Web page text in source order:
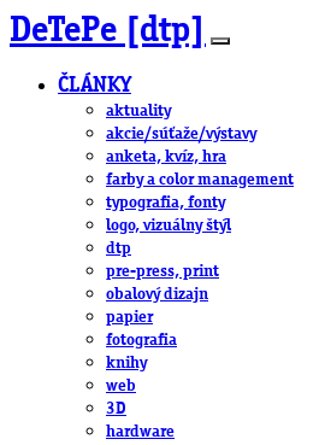
DeTePe [dtp]
ČLÁNKY
aktuality
akcie/súťaže/výstavy
anketa, kvíz, hra
farby a color management
typografia, fonty
logo, vizuálny štýl
dtp
pre-press, print
obalový dizajn
papier
fotografia
knihy
web
3D
hardware